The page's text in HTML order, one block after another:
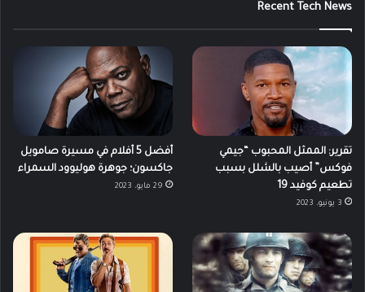
Recent Tech News
تقرير: الممثل المحبوب “جيمي
فوكس” أصيب بالشلل بسبب
تطعيم كوفيد 19
3 يونيو، 2023
أفضل 5 أفلام في مسيرة صامويل
جاكسون؛ جوهرة هوليوود السمراء
29 مايو، 2023